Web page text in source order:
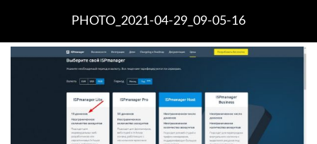
PHOTO_2021-04-29_09-05-16